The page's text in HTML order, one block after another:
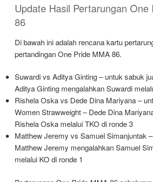
Update Hasil Pertarungan One
86
Di bawah ini adalah rencana kartu
pertandingan One Pride MMA 86.
Suwardi vs Aditya Ginting – untuk sabuk
Aditya Ginting mengalahkan Suwardi
Rishela Oska vs Dede Dina Mariyana –
Women Strawweight – Dede Dina
Rishela Oska melalui TKO di ronde 3
Matthew Jeremy vs Samuel Simanjuntak
Matthew Jeremy mengalahkan Samuel
melalui KO di ronde 1